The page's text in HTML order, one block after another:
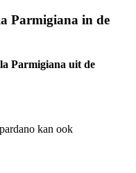
Parmigiana in de
Parmigiana uit de
kan ook